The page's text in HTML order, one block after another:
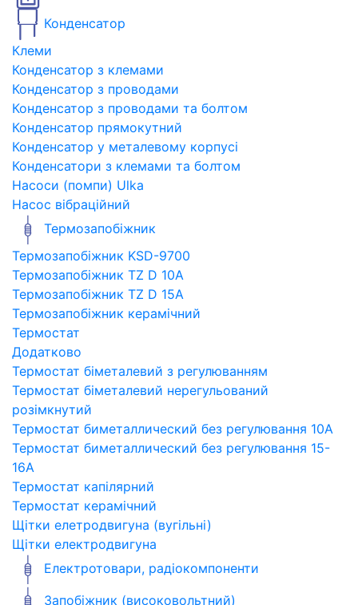
Конденсатор
Клеми
Конденсатор з клемами
Конденсатор з проводами
Конденсатор з проводами та болтом
Конденсатор прямокутний
Конденсатор у металевому корпусі
Конденсатори з клемами та болтом
Насоси (помпи) Ulka
Насос вібраційний
Термозапобіжник
Термозапобіжник KSD-9700
Термозапобіжник TZ D 10A
Термозапобіжник TZ D 15A
Термозапобіжник керамічний
Термостат
Додатково
Термостат біметалевий з регулюванням
Термостат біметалевий нерегульований
розімкнутий
Термостат биметаллический без регулювання 10A
Термостат биметаллический без регулювання 15-
16A
Термостат капілярний
Термостат керамічний
Щітки елетродвигуна (вугільні)
Щітки електродвигуна
Електротовари, радіокомпоненти
Запобіжник (високовольтний)